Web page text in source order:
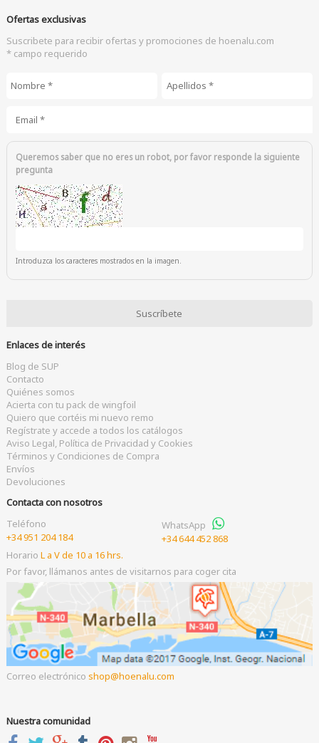
Ofertas exclusivas
Suscribete para recibir ofertas y promociones de hoenalu.com
* campo requerido
Nombre
Apellidos
Queremos saber que no eres un robot, por favor responde la siguiente
pregunta
Introduzca los caracteres mostrados en la imagen.
Enlaces de interés
Blog de SUP
Contacto
Quiénes somos
Acierta con tu pack de wingfoil
Quiero que cortéis mi nuevo remo
Regístrate y accede a todos los catálogos
Aviso Legal, Política de Privacidad y Cookies
Términos y Condiciones de Compra
Envíos
Devoluciones
Contacta con nosotros
Teléfono
+34 951 204 184
WhatsApp
+34 644 452 868
Horario L a V de 10 a 16 hrs.
Por favor, llámanos antes de visitarnos para coger cita
Correo electrónico shop hoenalu.com
Nuestra comunidad